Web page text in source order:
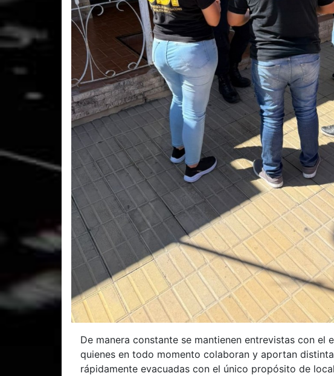
De manera constante se mantienen entrevistas con el
quienes en todo momento colaboran y aportan
rápidamente evacuadas con el único propósito de